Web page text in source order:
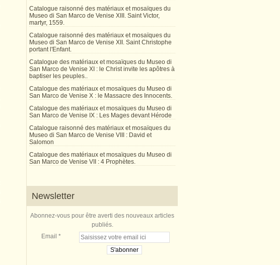
Catalogue raisonné des matériaux et mosaïques du
Museo di San Marco de Venise XIII. Saint Victor,
martyr, 1559.
Catalogue raisonné des matériaux et mosaïques du
Museo di San Marco de Venise XII. Saint Christophe
portant l'Enfant.
Catalogue des matériaux et mosaïques du Museo di
San Marco de Venise XI : le Christ invite les apôtres à
baptiser les peuples..
Catalogue des matériaux et mosaïques du Museo di
San Marco de Venise X : le Massacre des Innocents.
Catalogue des matériaux et mosaïques du Museo di
San Marco de Venise IX : Les Mages devant Hérode
Catalogue raisonné des matériaux et mosaïques du
Museo di San Marco de Venise VIII : David et
Salomon
Catalogue des matériaux et mosaïques du Museo di
San Marco de Venise VII : 4 Prophètes.
Newsletter
Abonnez-vous pour être averti des nouveaux articles
publiés.
Email